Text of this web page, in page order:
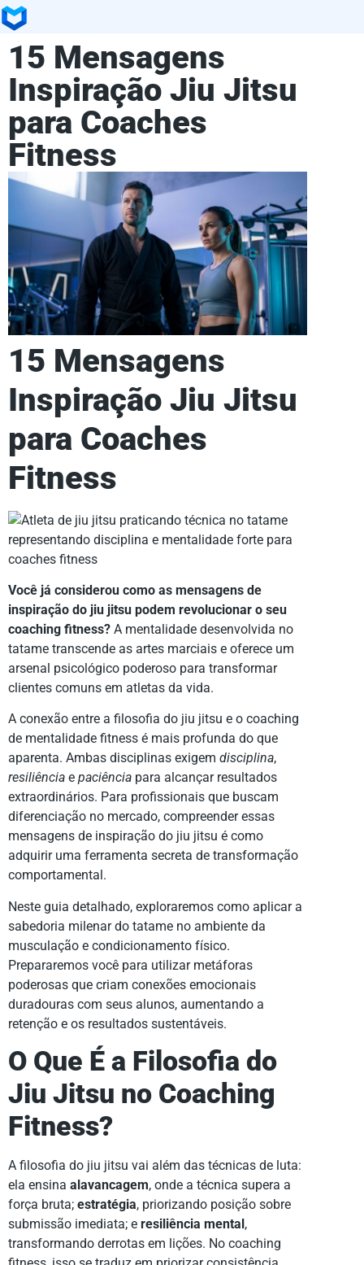
15 Mensagens
Inspiração Jiu Jitsu
para Coaches
Fitness
15 Mensagens
Inspiração Jiu Jitsu
para Coaches
Fitness
Você já considerou como as mensagens de
inspiração do jiu jitsu podem revolucionar o seu
coaching fitness? A mentalidade desenvolvida no
tatame transcende as artes marciais e oferece um
arsenal psicológico poderoso para transformar
clientes comuns em atletas da vida.
A conexão entre a filosofia do jiu jitsu e o coaching
de mentalidade fitness é mais profunda do que
aparenta. Ambas disciplinas exigem disciplina,
resiliência e paciência para alcançar resultados
extraordinários. Para profissionais que buscam
diferenciação no mercado, compreender essas
mensagens de inspiração do jiu jitsu é como
adquirir uma ferramenta secreta de transformação
comportamental.
Neste guia detalhado, exploraremos como aplicar a
sabedoria milenar do tatame no ambiente da
musculação e condicionamento físico.
Prepararemos você para utilizar metáforas
poderosas que criam conexões emocionais
duradouras com seus alunos, aumentando a
retenção e os resultados sustentáveis.
O Que É a Filosofia do
Jiu Jitsu no Coaching
Fitness?
A filosofia do jiu jitsu vai além das técnicas de luta:
ela ensina alavancagem, onde a técnica supera a
força bruta; estratégia, priorizando posição sobre
submissão imediata; e resiliência mental ,
transformando derrotas em lições. No coaching